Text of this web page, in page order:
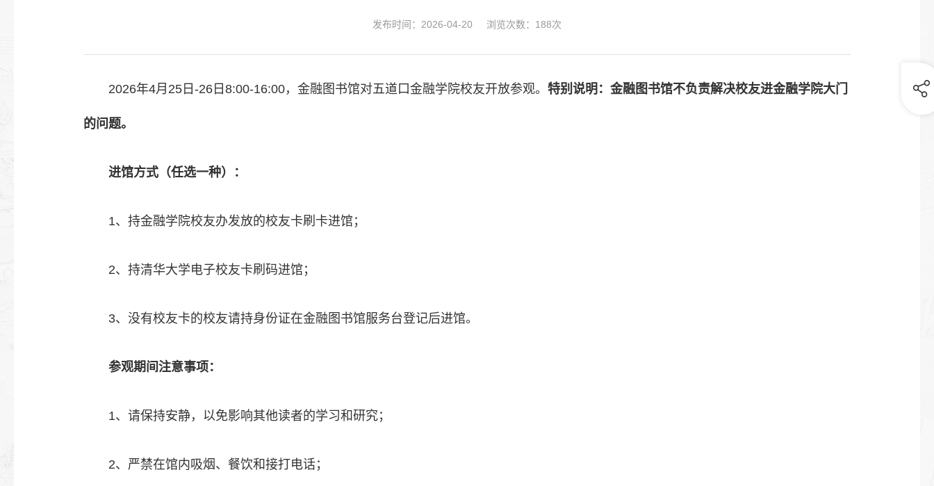
发布时间：2026-04-20 浏览次数： 188次
2026年4月25日-26日8:00-16:00，金融图书馆对五道口金融学院校友开放参观。特别说明：金融图书馆不负责解决校友进金融学院大门
的问题。
进馆方式（任选一种）：
1、持金融学院校友办发放的校友卡刷卡进馆；
2、持清华大学电子校友卡刷码进馆；
3、没有校友卡的校友请持身份证在金融图书馆服务台登记后进馆。
参观期间注意事项：
1、请保持安静，以免影响其他读者的学习和研究；
2、严禁在馆内吸烟、餐饮和接打电话；